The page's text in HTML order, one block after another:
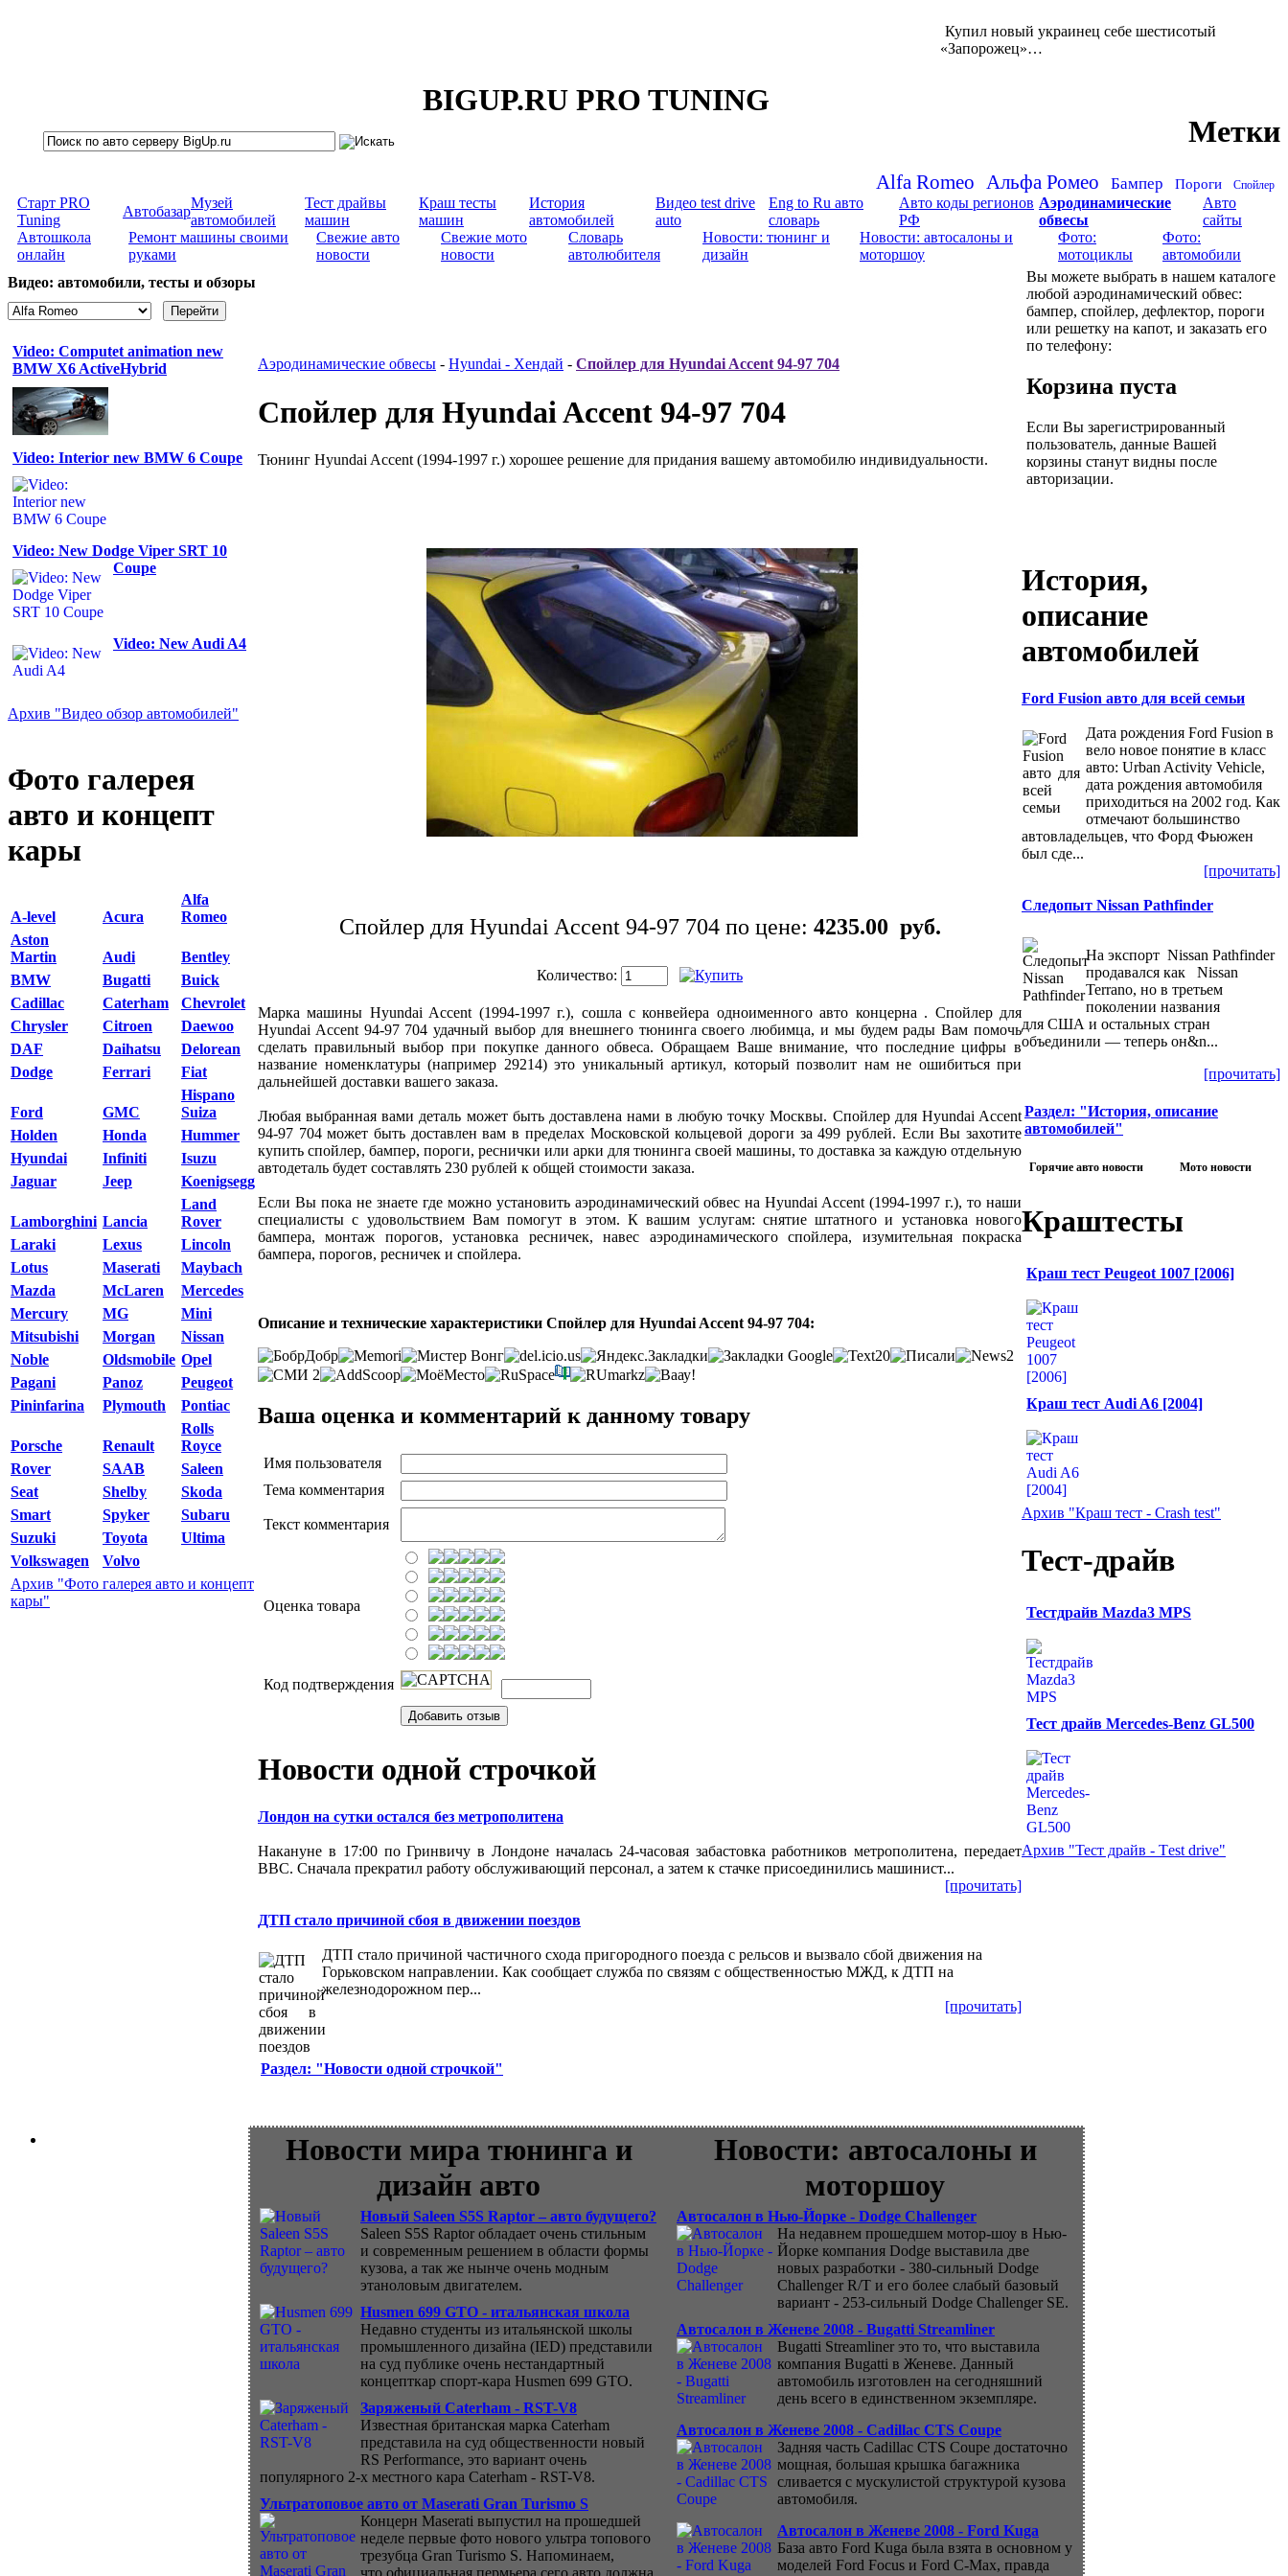
BIGUP.RU PRO TUNING
Купил новый украинец себе шестисотый
«Запорожец»…
Метки
Alfa Romeo Альфа Ромео Бампер Пороги Спойлер
Старт PRO
Tuning
Автобазар
Музей
автомобилей
Тест драйвы
машин
Краш тесты
машин
История
автомобилей
Видео test drive
auto
Eng to Ru авто
словарь
Авто коды регионов
РФ
Аэродинамические
обвесы
Авто
сайты
Автошкола
онлайн
Ремонт машины своими
руками
Свежие авто
новости
Свежие мото
новости
Словарь
автолюбителя
Новости: тюнинг и
дизайн
Новости: автосалоны и
моторшоу
Фото:
мотоциклы
Фото:
автомобили
Видео: автомобили, тесты и обзоры
Video: Computet animation new
BMW X6 ActiveHybrid
Video: Interior new BMW 6 Coupe
Video: New Dodge Viper SRT 10
Coupe
Video: New Audi A4
Архив "Видео обзор автомобилей"
Фото галерея
авто и концепт
кары
A-level Acura
Alfa
Romeo
Aston
Martin
Audi
Bentley
BMW
Bugatti
Buick
Cadillac
Caterham
Chevrolet
Chrysler
Citroen
Daewoo
DAF
Daihatsu
Delorean
Dodge
Ferrari Fiat
Ford GMC
Hispano
Suiza
Holden
Honda
Hummer
Hyundai
Infiniti
Isuzu
Jaguar
Jeep Koenigsegg
Lamborghini Lancia
Land
Rover
Laraki
Lexus
Lincoln
Lotus
Maserati
Maybach
Mazda
McLaren
Mercedes
Mercury
MG
Mini
Mitsubishi
Morgan
Nissan
Noble
Oldsmobile Opel
Pagani
Panoz
Peugeot
Pininfarina
Plymouth Pontiac
Porsche Renault
Rolls
Royce
Rover
SAAB
Saleen
Seat
Shelby
Skoda
Smart
Spyker
Subaru
Suzuki
Toyota
Ultima
Volkswagen
Volvo
Архив "Фото галерея авто и концепт
кары"
Аэродинамические обвесы - Hyundai - Хендай - Спойлер для Hyundai Accent 94-97 704
Спойлер для Hyundai Accent 94-97 704
Тюнинг Hyundai Accent (1994-1997 г.) хорошее решение для придания вашему автомобилю индивидуальности.
Спойлер для Hyundai Accent 94-97 704 по цене: 4235.00 руб.
Количество:
Марка машины Hyundai Accent (1994-1997 г.), сошла с конвейера одноименного авто концерна . Спойлер для
Hyundai Accent 94-97 704 удачный выбор для внешнего тюнинга своего любимца, и мы будем рады Вам помочь
сделать правильный выбор при покупке данного обвеса. Обращаем Ваше внимание, что последние цифры в
название номенклатуры (например 29214) это уникальный артикул, который позволит нам не ошибиться при
дальнейшей доставки вашего заказа.
Любая выбранная вами деталь может быть доставлена нами в любую точку Москвы. Спойлер для Hyundai Accent
94-97 704 может быть доставлен вам в пределах Московской кольцевой дороги за 499 рублей. Если Вы захотите
купить спойлер, бампер, пороги, реснички или арки для тюнинга своей машины, то доставка за каждую отдельную
автодеталь будет составлять 230 рублей к общей стоимости заказа.
Если Вы пока не знаете где можно установить аэродинамический обвес на Hyundai Accent (1994-1997 г.), то наши
специалисты с удовольствием Вам помогут в этом. К вашим услугам: снятие штатного и установка нового
бампера, монтаж порогов, установка ресничек, навес аэродинамического спойлера, изумительная покраска
бампера, порогов, ресничек и спойлера.
Описание и технические характеристики Спойлер для Hyundai Accent 94-97 704:
Ваша оценка и комментарий к данному товару
Имя пользователя
Тема комментария
Текст комментария
Оценка товара
Код подтверждения
Новости одной строчкой
Лондон на сутки остался без метрополитена
Накануне в 17:00 по Гринвичу в Лондоне началась 24-часовая забастовка работников метрополитена, передает
BBC. Сначала прекратил работу обслуживающий персонал, а затем к стачке присоединились машинист...
[прочитать]
ДТП стало причиной сбоя в движении поездов
ДТП стало причиной частичного схода пригородного поезда с рельсов и вызвало сбой движения на
Горьковском направлении. Как сообщает служба по связям с общественностью МЖД, к ДТП на
железнодорожном пер...
[прочитать]
Раздел: "Новости одной строчкой"
Вы можете выбрать в нашем каталоге
любой аэродинамический обвес:
бампер, спойлер, дефлектор, пороги
или решетку на капот, и заказать его
по телефону:
Корзина пуста
Если Вы зарегистрированный
пользователь, данные Вашей
корзины станут видны после
авторизации.
История,
описание
автомобилей
Ford Fusion авто для всей семьи
Дата рождения Ford Fusion в
вело новое понятие в класс
авто: Urban Activity Vehicle,
дата рождения автомобиля
приходиться на 2002 год. Как
отмечают большинство
автовладельцев, что Форд Фьюжен
был сде...
[прочитать]
Следопыт Nissan Pathfinder
На экспорт Nissan Pathfinder
продавался как Nissan
Terrano, но в третьем
поколении названия
для США и остальных стран
объединили — теперь он&n...
[прочитать]
Раздел: "История, описание
автомобилей"
Горячие авто новости Мото новости
Краштесты
Краш тест Peugeot 1007 [2006]
Краш тест Audi A6 [2004]
Архив "Краш тест - Crash test"
Тест-драйв
Тестдрайв Mazda3 MPS
Тест драйв Mercedes-Benz GL500
Архив "Тест драйв - Тest drive"
Новости мира тюнинга и
дизайн авто
Новый Saleen S5S Raptor – авто будущего?
Saleen S5S Raptor обладает очень стильным
и современным решением в области формы
кузова, а так же нынче очень модным
этаноловым двигателем.
Husmen 699 GTO - итальянская школа
Недавно студенты из итальянской школы
промышленного дизайна (IED) представили
на суд публике очень нестандартный
концепткар спорт-кара Husmen 699 GTO.
Заряженый Caterham - RST-V8
Известная британская марка Caterham
представила на суд общественности новый
RS Performance, это вариант очень
популярного 2-х местного кара Caterham - RST-V8.
Ультратоповое авто от Maserati Gran Turismo S
Концерн Maserati выпустил на прошедшей
неделе первые фото нового ультра топового
трезубца Gran Turismo S. Напоминаем,
что официальная пермьера сего авто должна
Новости: автосалоны и
моторшоу
Автосалон в Нью-Йорке - Dodge Challenger
На недавнем прошедшем мотор-шоу в Нью-
Йорке компания Dodge выставила две
новых разработки - 380-сильный Dodge
Challenger R/T и его более слабый базовый
вариант - 253-сильный Dodge Challenger SE.
Автосалон в Женеве 2008 - Bugatti Streamliner
Bugatti Streamliner это то, что выставила
компания Bugatti в Женеве. Данный
автомобиль изготовлен на сегодняшний
день всего в единственном экземпляре.
Автосалон в Женеве 2008 - Cadillac CTS Coupe
Задняя часть Cadillac CTS Coupe достаточно
мощная, большая крышка багажника
сливается с мускулистой структурой кузова
автомобиля.
Автосалон в Женеве 2008 - Ford Kuga
База авто Ford Kuga была взята в основном у
моделей Ford Focus и Ford C-Max, правда